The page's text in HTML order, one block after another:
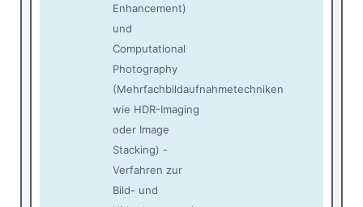
Enhancement)
und
Computational
Photography
(Mehrfachbildaufnahmetechniken
wie HDR-Imaging
oder Image
Stacking) -
Verfahren zur
Bild- und